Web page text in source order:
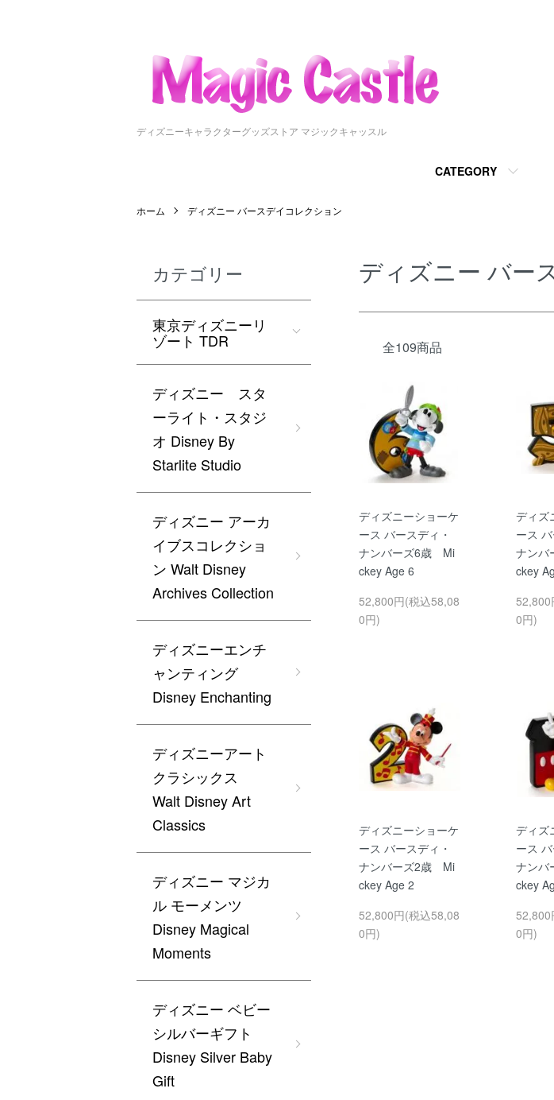
ディズニーキャラクターグッズストア マジックキャッスル
CATEGORY
ホーム ディズニー バースデイコレクション
ディズニー バー
全109商品
ディズニーショーケ
ース バースディ・
ナンバーズ6歳 Mi
ckey Age 6
52,800円(税込58,08
0円)
ディズ
ース
ナン
ckey
52,800
0円)
ディズニーショーケ
ース バースディ・
ナンバーズ2歳 Mi
ckey Age 2
52,800円(税込58,08
0円)
ディズ
ース
ナン
ckey
52,800
0円)
カテゴリー
東京ディズニーリ
ゾート TDR
ディズニー スタ
ーライト・スタジ
オ Disney By
Starlite Studio
ディズニー アーカ
イブスコレクショ
ン Walt Disney
Archives Collection
ディズニーエンチ
ャンティング
Disney Enchanting
ディズニーアート
クラシックス
Walt Disney Art
Classics
ディズニー マジカ
ル モーメンツ
Disney Magical
Moments
ディズニー ベビー
シルバーギフト
Disney Silver Baby
Gift